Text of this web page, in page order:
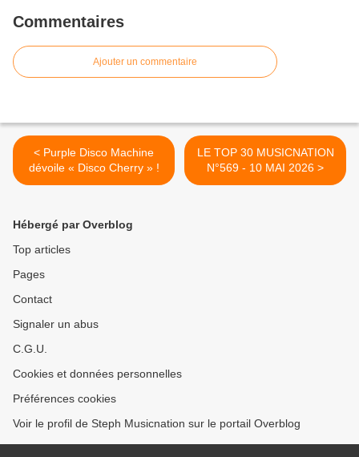
Commentaires
Ajouter un commentaire
< Purple Disco Machine
dévoile « Disco Cherry » !
LE TOP 30 MUSICNATION
N°569 - 10 MAI 2026 >
Hébergé par Overblog
Top articles
Pages
Contact
Signaler un abus
C.G.U.
Cookies et données personnelles
Préférences cookies
Voir le profil de Steph Musicnation sur le portail Overblog